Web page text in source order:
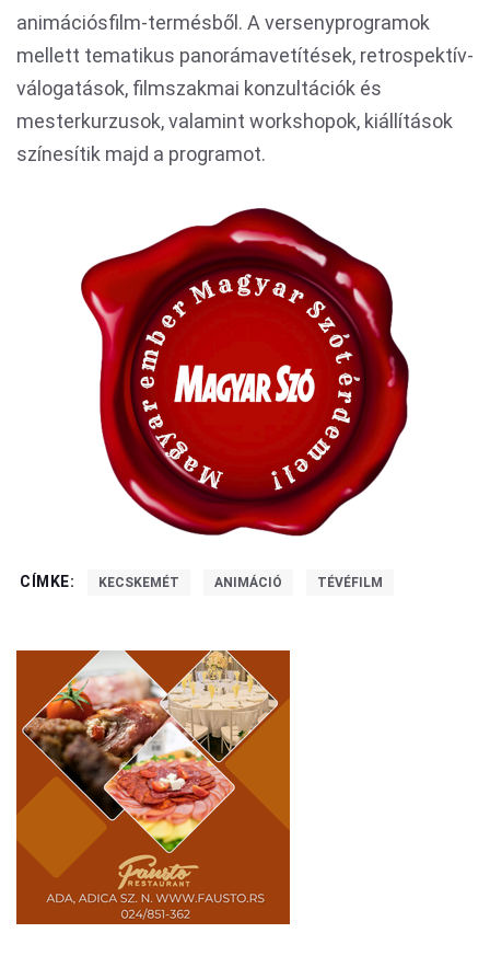
animációsfilm-termésből. A versenyprogramok
mellett tematikus panorámavetítések, retrospektív-
válogatások, filmszakmai konzultációk és
mesterkurzusok, valamint workshopok, kiállítások
színesítik majd a programot.
CÍMKE: KECSKEMÉT ANIMÁCIÓ TÉVÉFILM